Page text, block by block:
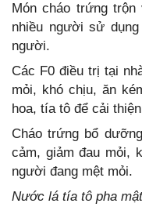
Món cháo trứng
nhiều người sử
người.
Các F0 điều trị tại
mỏi, khó chịu, ăn
hoa, tía tô để cải
Cháo trứng bổ
cảm, giảm đau mỏi,
người đang mệt mỏi.
Nước lá tía tô pha